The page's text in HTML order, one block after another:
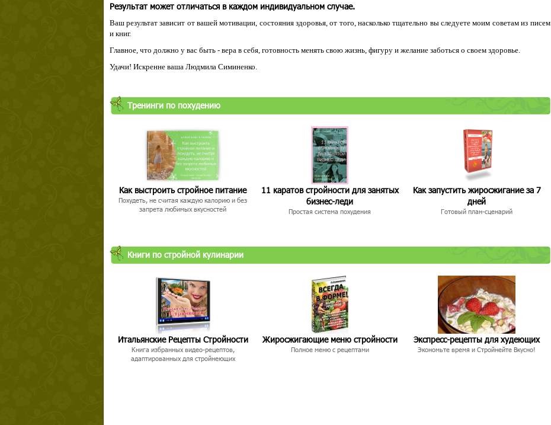
Результат может отличаться в каждом индивидуальном случае.
Ваш результат зависит от вашей мотивации, состояния здоровья, от того, насколько тщательно вы следуете моим советам из писем
и книг.
Главное, что должно у вас быть - вера в себя, готовность менять свою жизнь, фигуру и желание заботься о своем здоровье.
Удачи! Искренне ваша Людмила Симиненко.
Тренинги по похудению
Как выстроить стройное питание
Похудеть, не считая каждую калорию и без
запрета любимых вкусностей
11 каратов стройности для занятых
бизнес-леди
Простая система похудения
Как запустить жиросжигание за 7
дней
Готовый план-сценарий
Книги по стройной кулинарии
Итальянские Рецепты Стройности
Книга избранных видео-рецептов,
адаптированных для стройнеющих
Жиросжигающие меню стройности
Полное меню с рецептами
Экспресс-рецепты для худеющих
Экономьте время и Стройнейте Вкусно!